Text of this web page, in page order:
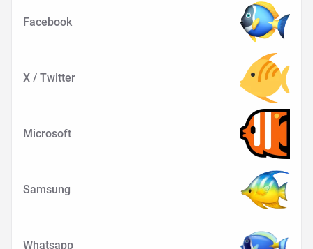
Facebook
X / Twitter
Microsoft
Samsung
Whatsapp